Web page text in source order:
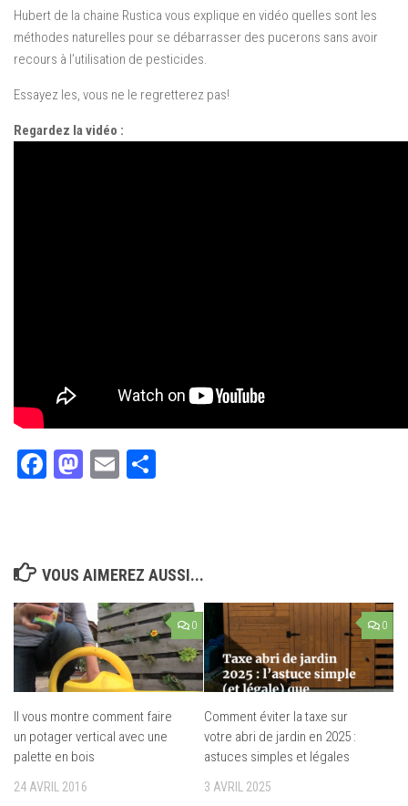
Hubert de la chaine Rustica vous explique en vidéo quelles sont les
méthodes naturelles pour se débarrasser des pucerons sans avoir
recours à l’utilisation de pesticides.
Essayez les, vous ne le regretterez pas!
Regardez la vidéo :
Facebook
Mastodon
Email
VOUS AIMEREZ AUSSI...
0
Il vous montre comment faire
un potager vertical avec une
palette en bois
24 AVRIL 2016
0
Comment éviter la taxe sur
votre abri de jardin en 2025 :
astuces simples et légales
3 AVRIL 2025